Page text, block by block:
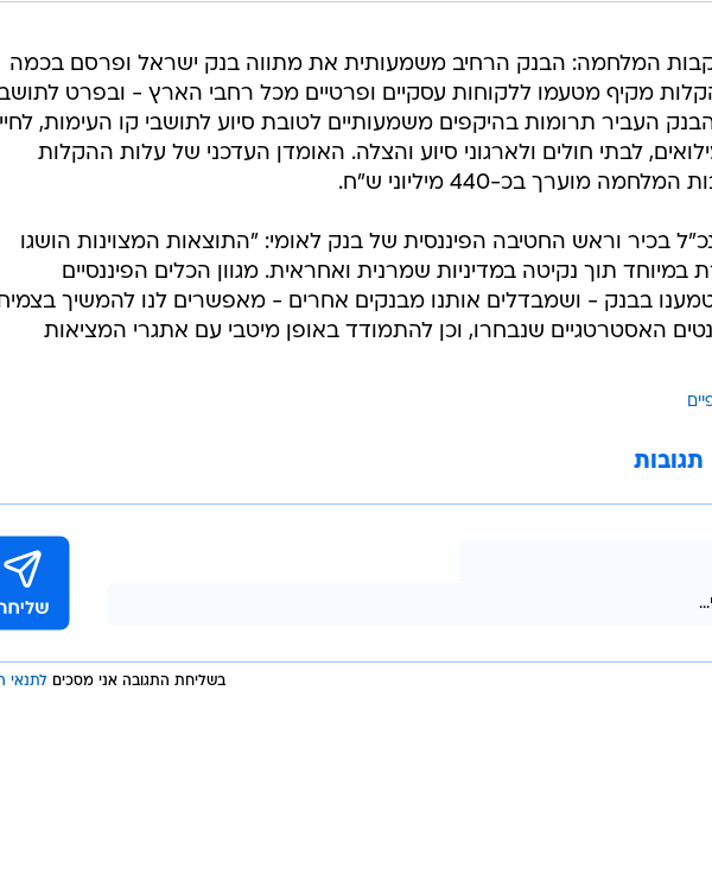
המלחמה: הבנק הרחיב משמעותית את מתווה בנק ישראל ופרסם בכמה
מקיף מטעמו ללקוחות עסקיים ופרטיים מכל רחבי הארץ - ובפרט
העביר תרומות בהיקפים משמעותיים לטובת סיוע לתושבי קו העימות,
לבתי חולים ולארגוני סיוע והצלה. האומדן העדכני של עלות ההקלות
מוערך בכ-440 מיליוני ש"ח.
בכיר וראש החטיבה הפיננסית של בנק לאומי: "התוצאות המצוינות הושגו
תוך נקיטה במדיניות שמרנית ואחראית. מגוון הכלים הפיננסיים
בבנק - ושמבדלים אותנו מבנקים אחרים - מאפשרים לנו להמשיך
האסטרטגיים שנבחרו, וכן להתמודד באופן מיטבי עם אתגרי המציאות
בשליחת התגובה אני מסכים לתנאי